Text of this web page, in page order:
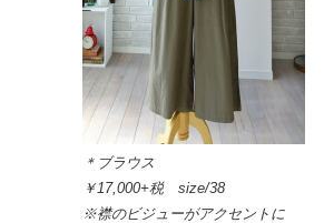
＊ブラウス
￥17,000+税 size/38
※襟のビジューがアクセントに